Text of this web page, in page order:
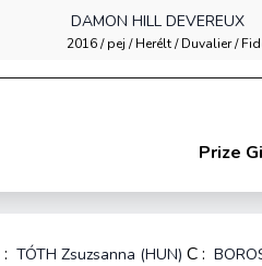
DAMON HILL DEVEREUX
2016 / pej / Herélt / Duvalier /
Prize
: TÓTH Zsuzsanna (HUN) C :